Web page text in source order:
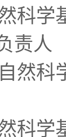
科
责人
然
科